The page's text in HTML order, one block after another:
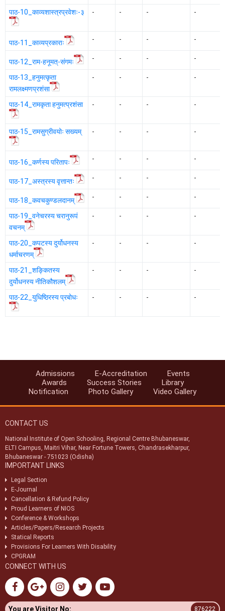
पाठ-10_काव्यशास्त्रप्रवेशः-३ - - - -
पाठ-11_काव्यप्रकाराः - - - -
पाठ-12_राम-हनूमत्-संगमः - - - -
पाठ-13_हनुमत्कृता
रामलक्ष्मणप्रशंसा
- - - -
पाठ-14_रामकृता हनुमत्प्रशंसा - - - -
पाठ-15_रामसुग्रीवयोः सख्यम् - - - -
पाठ-16_कर्णस्य परितापः - - - -
पाठ-17_अस्त्रस्य वृत्तान्तः - - - -
पाठ-18_कवचकुण्डलदानम् - - - -
पाठ-19_वनेचरस्य चरानुरूपं
वचनम्
- - - -
पाठ-20_कपटस्य दुर्योधनस्य
धर्माचरणम्
- - - -
पाठ-21_शङ्कितस्य
दुर्योधनस्य नीतिकौशलम्
- - - -
पाठ-22_युधिष्ठिरस्य प्रबोधः - - - -
Admissions E-Accreditation
Events
Awards
Success Stories
Library
Notification
Photo Gallery Video Gallery
CONTACT US
National Institute of Open Schooling, Regional Centre Bhubaneswar,
ELTI Campus, Maitri Vihar, Near Fortune Towers, Chandrasekharpur,
Bhubaneswar - 751023 (Odisha)
IMPORTANT LINKS
Legal Section
E-Journal
Cancellation & Refund Policy
Proud Learners of NIOS
Conference & Workshops
Articles/Papers/Research Projects
Statical Reports
Provisions For Learners With Disability
CPGRAM
CONNECT WITH US
You are Visitor No: 876222